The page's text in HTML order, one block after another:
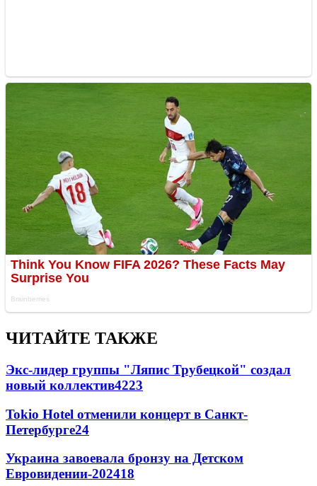
ЧИТАЙТЕ ТАКЖЕ
Экс-лидер группы "Ляпис Трубецкой" создал
новый коллектив4223
Tokio Hotel отменили концерт в Санкт-
Петербурге24
Украина завоевала бронзу на Детском
Евровидении-202418